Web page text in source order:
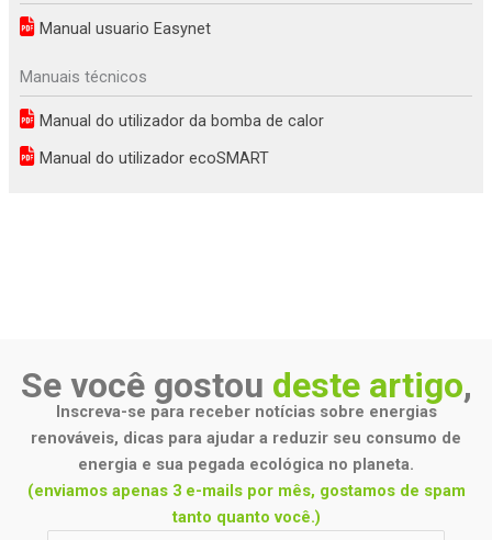
Manual usuario Easynet
Manuais técnicos
Manual do utilizador da bomba de calor
Manual do utilizador ecoSMART
Se você gostou deste artigo,
Inscreva-se para receber notícias sobre energias
renováveis, dicas para ajudar a reduzir seu consumo de
energia e sua pegada ecológica no planeta.
(enviamos apenas 3 e-mails por mês, gostamos de spam
tanto quanto você.)